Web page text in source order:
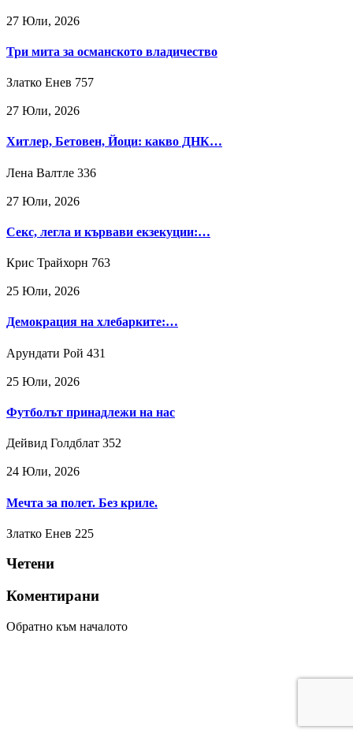
27 Юли, 2026
Три мита за османското владичество
Златко Енев 757
27 Юли, 2026
Хитлер, Бетовен, Йоци: какво ДНК…
Лена Валтле 336
27 Юли, 2026
Секс, легла и кървави екзекуции:…
Крис Трайхорн 763
25 Юли, 2026
Демокрация на хлебарките:…
Арундати Рой 431
25 Юли, 2026
Футболът принадлежи на нас
Дейвид Голдблат 352
24 Юли, 2026
Мечта за полет. Без криле.
Златко Енев 225
Четени
Коментирани
Обратно към началото